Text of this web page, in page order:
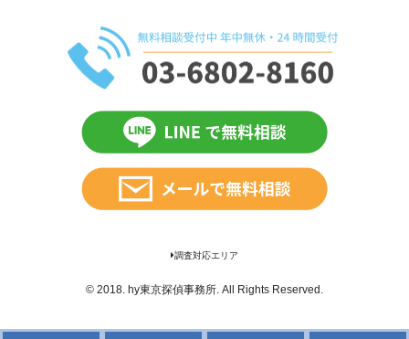
調査対応エリア
© 2018. hy東京探偵事務所. All Rights Reserved.